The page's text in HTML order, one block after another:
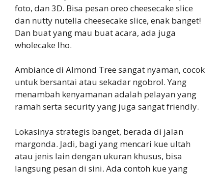
foto, dan 3D. Bisa pesan oreo cheesecake slice
dan nutty nutella cheesecake slice, enak banget!
Dan buat yang mau buat acara, ada juga
wholecake lho.
Ambiance di Almond Tree sangat nyaman, cocok
untuk bersantai atau sekadar ngobrol. Yang
menambah kenyamanan adalah pelayan yang
ramah serta security yang juga sangat friendly.
Lokasinya strategis banget, berada di jalan
margonda. Jadi, bagi yang mencari kue ultah
atau jenis lain dengan ukuran khusus, bisa
langsung pesan di sini. Ada contoh kue yang